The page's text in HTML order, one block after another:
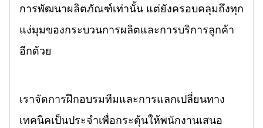
การพัฒนาผลิตภัณฑ์เท่านั้น แต่ยังครอบคลุมถึงทุก
แง่มุมของกระบวนการผลิตและการบริการลูกค้า
อีกด้วย
เราจัดการฝึกอบรมทีมและการแลกเปลี่ยนทาง
เทคนิคเป็นประจำเพื่อกระตุ้นให้พนักงานเสนอ